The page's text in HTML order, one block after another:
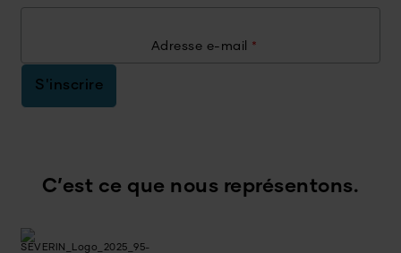
Adresse e-mail *
S'inscrire
C’est ce que nous représentons.